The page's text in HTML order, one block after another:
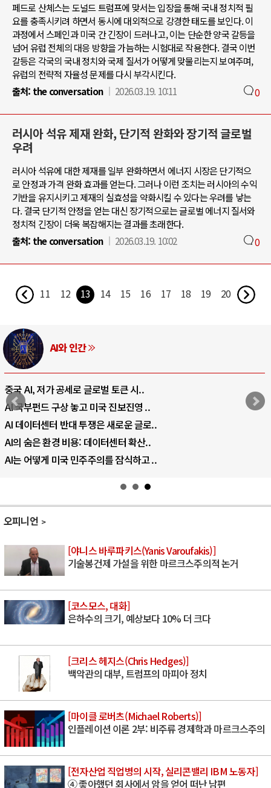
페드로 산체스는 도널드 트럼프에 맞서는 입장을 통해 국내 정치적 필
요를 충족시키려 하면서 동시에 대외적으로 강경한 태도를 보인다. 이
과정에서 스페인과 미국 간 긴장이 드러나고, 이는 단순한 양국 갈등을
넘어 유럽 전체의 대응 방향을 가늠하는 시험대로 작용한다. 결국 이번
갈등은 각국의 국내 정치와 국제 질서가 어떻게 맞물리는지 보여주며,
유럽의 전략적 자율성 문제를 다시 부각시킨다.
출처: the conversation 2026.03.19. 10:11 0
러시아 석유 제재 완화, 단기적 완화와 장기적 글로벌
우려
러시아 석유에 대한 제재를 일부 완화하면서 에너지 시장은 단기적으
로 안정과 가격 완화 효과를 얻는다. 그러나 이런 조치는 러시아의 수익
기반을 유지시키고 제재의 실효성을 약화시킬 수 있다는 우려를 낳는
다. 결국 단기적 안정을 얻는 대신 장기적으로는 글로벌 에너지 질서와
정치적 긴장이 더욱 복잡해지는 결과를 초래한다.
출처: the conversation 2026.03.19. 10:02 0
11 12 13 14 15 16 17 18 19 20
AI와 인간
중국 AI, 저가 공세로 글로벌 토큰 시..
AI 국부펀드 구상 놓고 미국 진보진영 ..
AI 데이터센터 반대 투쟁은 새로운 글로..
AI의 숨은 환경 비용: 데이터센터 확산..
AI는 어떻게 미국 민주주의를 잠식하고 ..
오피니언
[야니스 바루파키스(Yanis Varoufakis)]
기술봉건제 가설을 위한 마르크스주의적 논거
[코스모스, 대화]
은하수의 크기, 예상보다 10% 더 크다
[크리스 헤지스(Chris Hedges)]
백악관의 대부, 트럼프의 마피아 정치
[마이클 로버츠(Michael Roberts)]
인플레이션 이론 2부: 비주류 경제학과 마르크스주의
[전자산업 직업병의 시작, 실리콘밸리 IBM 노동자]
④ 좋아했던 회사에서 암을 얻어 떠난 남편